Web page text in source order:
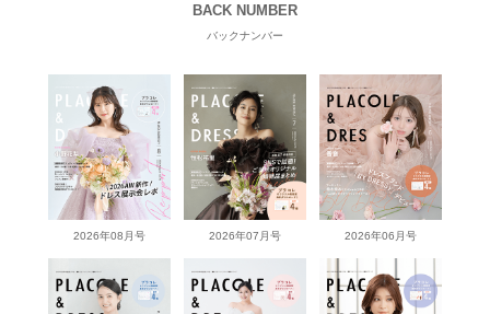
BACK NUMBER
バックナンバー
2026年08月号 2026年07月号 2026年06月号